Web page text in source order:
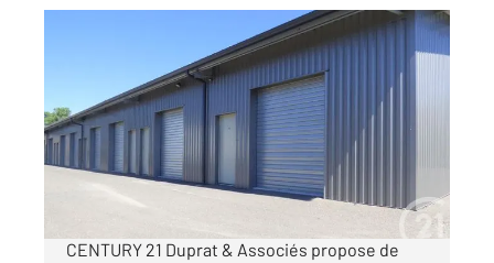
LA TESTE DE BUCH 33
Ref : 8390
Parking à louer
442 €
par mois charges comprises
CENTURY 21 Duprat & Associés propose de